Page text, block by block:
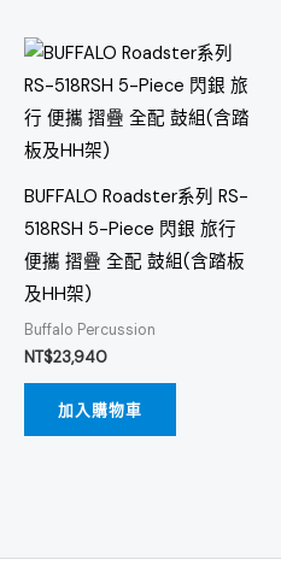
BUFFALO Roadster系列 RS-
518RSH 5-Piece 閃銀 旅行
便攜 摺疊 全配 鼓組(含踏板
及HH架)
Buffalo Percussion
NT$23,940
加入購物車